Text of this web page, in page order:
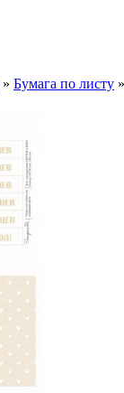
» Бумага по листу